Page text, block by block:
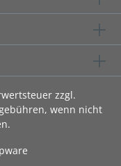
zzgl.
wenn nicht